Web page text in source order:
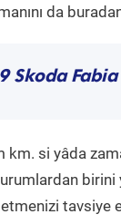
da
Skoda Fabia
km. si yâda
tavsiye